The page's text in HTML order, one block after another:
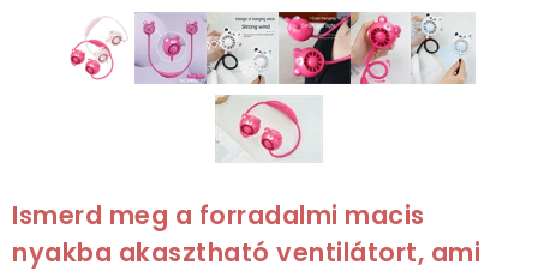
Ismerd meg a forradalmi macis
nyakba akasztható ventilátort, ami